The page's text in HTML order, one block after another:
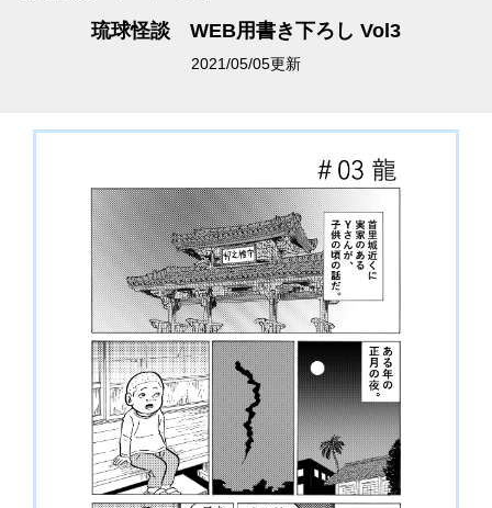
琉球怪談 WEB用書き下ろし Vol3
2021/05/05更新